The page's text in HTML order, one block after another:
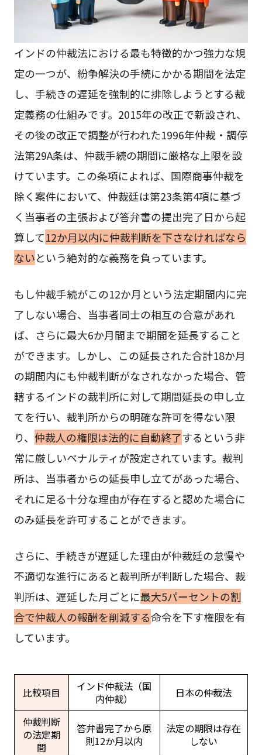
インドの仲裁法における最も特徴的かつ強力な規
定の一つが、紛争解決の手続にかかる期間を法定
し、手続きの遅延を強制的に排除しようとする裁
定義務の仕組みです。2015年の改正で新設され、
その後の改正で調整が行われた1996年仲裁・調停
法第29A条は、仲裁手続の期間に厳格な上限を設
けています。この条項によれば、国際商事仲裁を
除く案件において、仲裁廷は第23条第4項に基づ
く当事者の主張および答弁書の提出完了日から起
算して12か月以内に仲裁判断を下さなければなら
ないという絶対的な義務を負っています。
もし仲裁手続がこの12か月という法定期間内に完
了しない場合、当事者同士の相互の合意があれ
ば、さらに最大6か月間まで期間を延長すること
ができます。しかし、この延長された合計18か月
の期間内にも仲裁判断がなされなかった場合、管
轄するインドの裁判所に対して期間延長の申し立
てを行い、裁判所からの明確な許可を得ない限
り、 仲裁人の権限は法的に自動終了するという非
常に厳しいペナルティが設定されています。裁判
所は、当事者からの延長申し立てがあった場合、
それに足る十分な理由が存在すると認めた場合に
のみ延長を許可することができます。
さらに、手続きが遅延した理由が仲裁廷の怠慢や
不適切な進行にあると裁判所が判断した場合、裁
判所は、遅延した月ごとに最大5パーセントの割
合で仲裁人の報酬を削減する命令を下す権限を有
しています。
比較項目
インド仲裁法（国
内仲裁）
日本の仲裁法
仲裁判断
の法定期
間
答弁書完了から原
則12か月以内
法定の期限は存在
しない